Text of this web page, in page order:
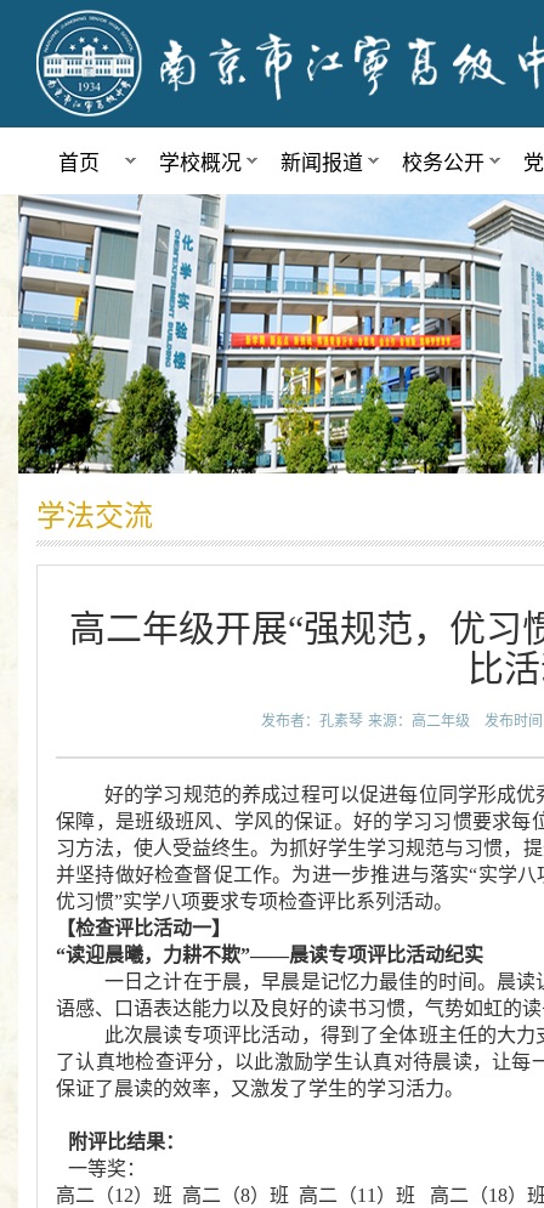
首页 学校概况 新闻报道 校务公开
学法交流
高二年级开展“强规范，优习
比
发布者：孔素琴 来源：高二年级 发布时
好的学习规范的养成过程可以促进每位同学形成
保障，是班级班风、学风的保证。好的学习习惯要求
习方法，使人受益终生。为抓好学生学习规范与习惯，
并坚持做好检查督促工作。为进一步推进与落实“实学
优习惯”实学八项要求专项检查评比系列活动。
【检查评比活动一】
“读迎晨曦，力耕不欺”――晨读专项评比活动纪实
一日之计在于晨，早晨是记忆力最佳的时间。晨
语感、口语表达能力以及良好的读书习惯，气势如虹的
此次晨读专项评比活动，得到了全体班主任的大
了认真地检查评分，以此激励学生认真对待晨读，让
保证了晨读的效率，又激发了学生的学习活力。
附评比结果：
一等奖：
高二（12）班 高二（8）班 高二（11）班 高二（18）